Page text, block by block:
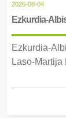
2026-08-04
Ezkurdia-
Ezkurdia-
Laso-Martija